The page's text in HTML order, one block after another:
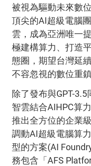
被視為驅動未來數
頂尖的AI超級電腦
雲，成為亞洲唯一
極建構算力、打造
態圈，期望台灣延
不容忽視的數位重鎮
除了發布與GPT-
智雲結合AIHPC算
推出全方位的企業
調動AI超級電腦算
型的方案(AI
務包含「AFS